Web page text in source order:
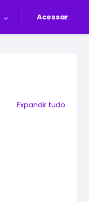
de pesquisa
Acessar
Expandir tudo